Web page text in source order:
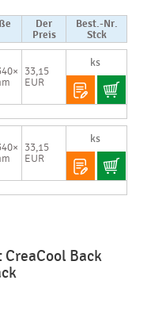
Der
Preis
Best.-Nr.
Stck
33,15
EUR
33,15
EUR
Back